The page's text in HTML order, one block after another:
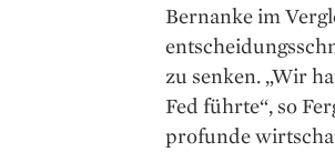
Bernanke im
zu senken. „Wir
Fed führte“, so
profunde